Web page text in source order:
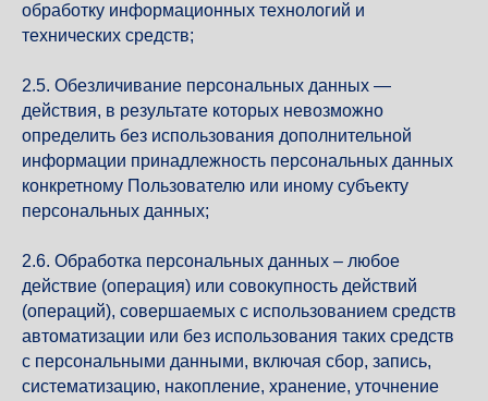
обработку информационных технологий и
технических средств;
2.5. Обезличивание персональных данных —
действия, в результате которых невозможно
определить без использования дополнительной
информации принадлежность персональных данных
конкретному Пользователю или иному субъекту
персональных данных;
2.6. Обработка персональных данных – любое
действие (операция) или совокупность действий
(операций), совершаемых с использованием средств
автоматизации или без использования таких средств
с персональными данными, включая сбор, запись,
систематизацию, накопление, хранение, уточнение